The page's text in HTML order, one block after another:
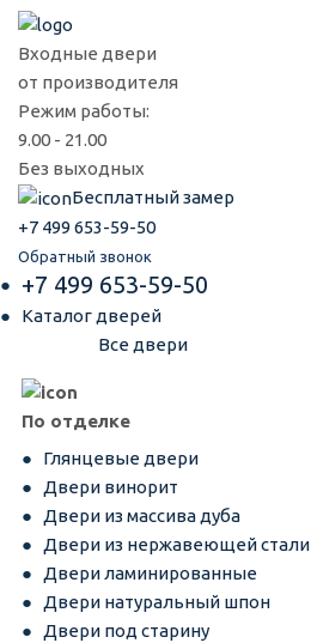
Входные двери
от производителя
Режим работы:
9.00 - 21.00
Без выходных
Бесплатный замер
+7 499 653-59-50
Обратный звонок
+7 499 653-59-50
Каталог дверей
Все двери
По отделке
Глянцевые двери
Двери винорит
Двери из массива дуба
Двери из нержавеющей стали
Двери ламинированные
Двери натуральный шпон
Двери под старину